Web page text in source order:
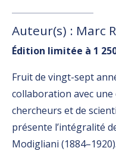
Auteur(s) : Marc
Édition limitée à 1
Fruit de vingt-sept
collaboration avec
chercheurs et de
présente l’intégralité
Modigliani (1884–1920).